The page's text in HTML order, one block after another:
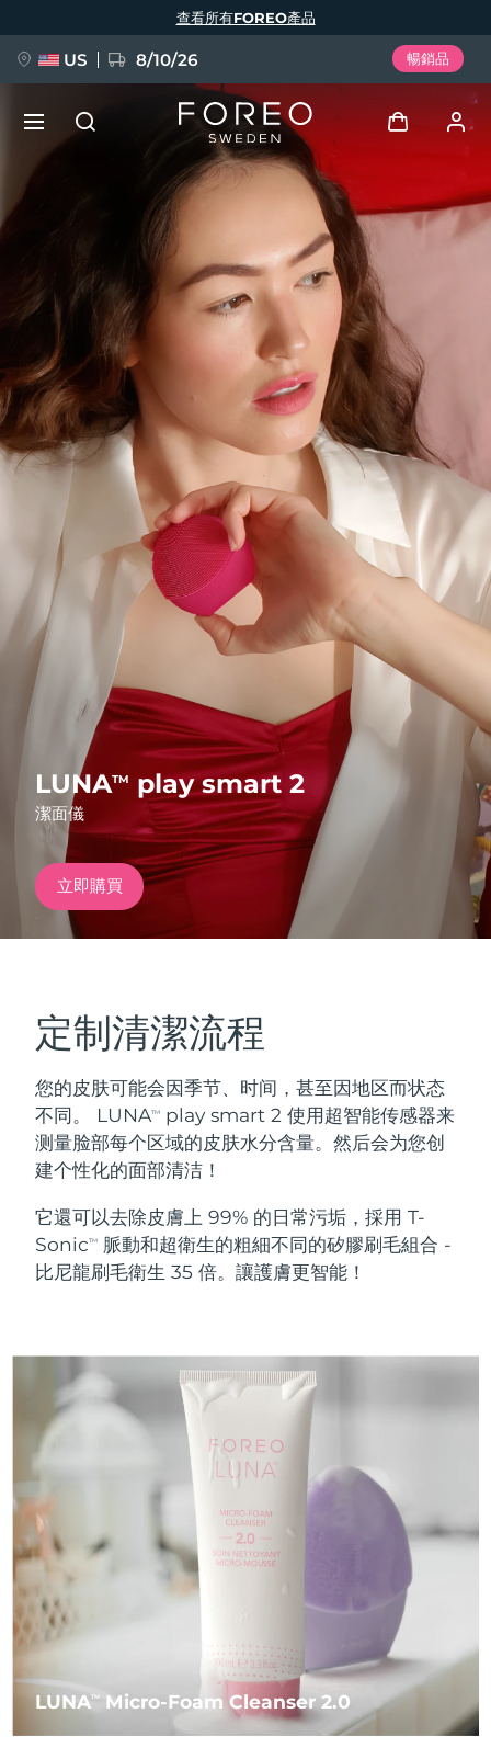
LUNATM play smart 2
潔面儀
立即購買
定制清潔流程
您的皮肤可能会因季节、时间，甚至因地区而状态
不同。 LUNATM
play smart 2 使用超智能传感器来
测量脸部每个区域的皮肤水分含量。然后会为您创
建个性化的面部清洁！
它還可以去除皮膚上 99% 的日常污垢，採用 T-
SonicTM
脈動和超衛生的粗細不同的矽膠刷毛組合 -
比尼龍刷毛衛生 35 倍。讓護膚更智能！
LUNATM Micro-Foam Cleanser 2.0
查看所有FOREO產品
US 8/10/26 暢銷品
登入
我的設備
我的訂單
我的地址
我的訂閱
FAQ™ Pure Beauty-Tech Elixir
BREAKING NEWS
issa™ Teeth Whitening Set
FAQ™ Dual LED Panel
熱門產品
特別優惠 暢銷產品
紅光療法
面部清潔
LUNA™ 4 套裝
Anti-aging massage
LUNA™ 4 Plus
LUNA™ 4 Men
For men, anti-aging massage
LUNA™ 4 mini
For young skin, T-zone
LUNA™ 4 go
LUNA™護膚
Premium cleansers & balm
緊致提拉
BEAR™ 2 套裝
Microcurrent toning
BEAR™ 2 go
BEAR™ 2 eyes & lips
Microcurrent line smoothing device
面部提拉護理
Premium anti-aging skincare
BEAR™ 設備
補水保濕
UFO™ 3 套裝
UFO™ 3 LED
Near-infrared and red light therapy
UFO™ 3 mini
Red light therapy device for young skin
Portable red light therapy
面膜
口腔護理
issa™ 4
issa™ 4 plus
Smart hybrid silicone sonic toothbrush
issa™ 4 smile
Hybrid silicone sonic toothbrush
For ages 0-3
issa™ Teeth Whitening Set
抗老
FAQ™ 101
Clinical anti-aging
FAQ™ 102
FAQ™ 103
Luxurious clinical anti-aging set
LED 護理
NEW
FAQ™ 201
FAQ™ 202
FAQ™ 211
Anti-aging neck & décolleté LED mask
生髮
LED hair strengthening scalp massager
FAQ™ Scalp Serum
肌膚年輕化
Full-Spectrum Red Light Therapy
FAQ™ 502
保健品
NEW
語言
English Deutsch
Español
Français
Português
Polski
Svenska
Русский
Türkçe
简体中文 繁體中文
發貨國家
美國 預計送達日期 8/10/26
英國 預計送達日期 8/9/26
西班牙 預計送達日期8/9/26
澳洲 預計送達日期 8/12/26
預計送達日期
德國 預計送達日期
加拿大
奧地利
比利時 預計送達日期8/9/26
百慕達
波士尼亞與赫塞哥維納 預計送達日期 8/12/26
汶萊 預計送達日期
加拿大 預計送達日期
智利
中國 預計送達日期
哥倫比亞 8/13/26
克羅埃西亞 預計送達日期8/9/26
賽普勒斯 預計送達日期
捷克 預計送達日期8/9/26
丹麥 預計送達日期8/9/26